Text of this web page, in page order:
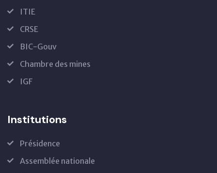
ITIE
CRSE
BIC-Gouv
Chambre des mines
IGF
Institutions
Présidence
Assemblée nationale